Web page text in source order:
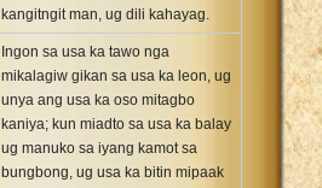
kangitngit man, ug dili kahayag.
Ingon sa usa ka tawo nga
mikalagiw gikan sa usa ka leon, ug
unya ang usa ka oso mitagbo
kaniya; kun miadto sa usa ka balay
ug manuko sa iyang kamot sa
bungbong, ug usa ka bitin mipaak